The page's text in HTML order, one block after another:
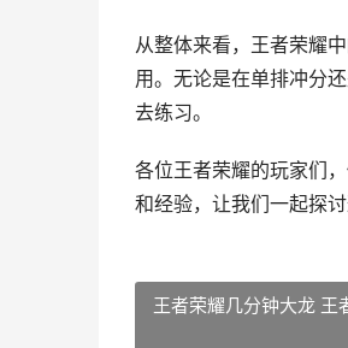
从整体来看，王者荣耀
用。无论是在单排冲分
去练习。
各位王者荣耀的玩家们
和经验，让我们一起探
王者荣耀几分钟大龙 王